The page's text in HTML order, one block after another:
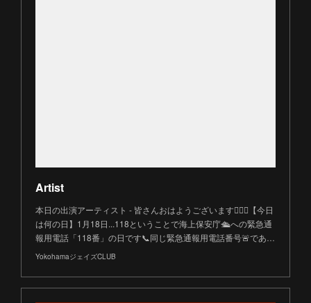
Artist
本日の出演アーティスト - 皆さんおはようございます🙋🏻‍♀️【今日
は何の日】1月18日...118ということで海上保安庁🛳️への緊急通
報用電話「118番」の日です📞同じ緊急通報用電話番号🚨であ…
YokohamaジェイズCLUB